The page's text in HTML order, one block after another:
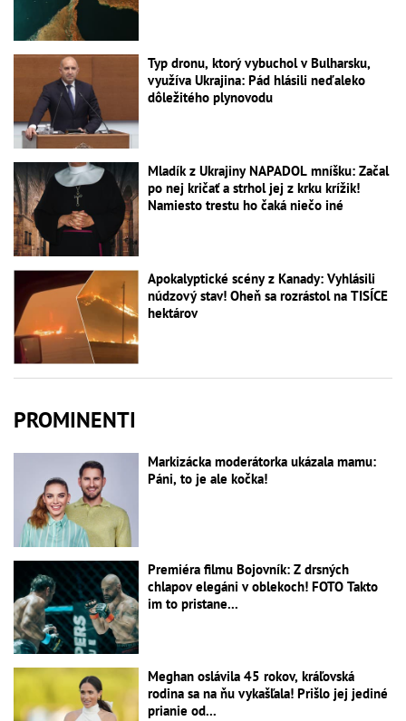
Typ dronu, ktorý vybuchol v Bulharsku,
využíva Ukrajina: Pád hlásili neďaleko
dôležitého plynovodu
Mladík z Ukrajiny NAPADOL mníšku: Začal
po nej kričať a strhol jej z krku krížik!
Namiesto trestu ho čaká niečo iné
Apokalyptické scény z Kanady: Vyhlásili
núdzový stav! Oheň sa rozrástol na TISÍCE
hektárov
PROMINENTI
Markizácka moderátorka ukázala mamu:
Páni, to je ale kočka!
Premiéra filmu Bojovník: Z drsných
chlapov elegáni v oblekoch! FOTO Takto
im to pristane...
Meghan oslávila 45 rokov, kráľovská
rodina sa na ňu vykašľala! Prišlo jej jediné
prianie od...